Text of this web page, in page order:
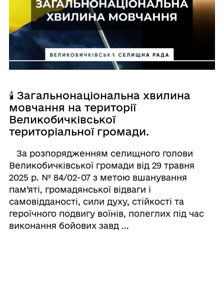
🕯 Загальнонаціональна хвилина
мовчання на території
Великобичківської
територіальної громади.
За розпорядженням селищного голови
Великобичківської громади від 29 травня
2025 р. № 84/02-07 з метою вшанування
пам’яті, громадянської відваги і
самовідданості, сили духу, стійкості та
героїчного подвигу воїнів, полеглих під час
виконання бойових завд ...